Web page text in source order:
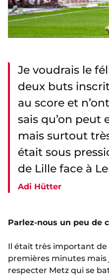
Je voudrais le
deux buts
au score et
sais qu’on peut
mais surtout
était sous
de Lille face à
Adi Hütter
Parlez-nous un peu de
Il était très important de
premières minutes
respecter Metz qui se